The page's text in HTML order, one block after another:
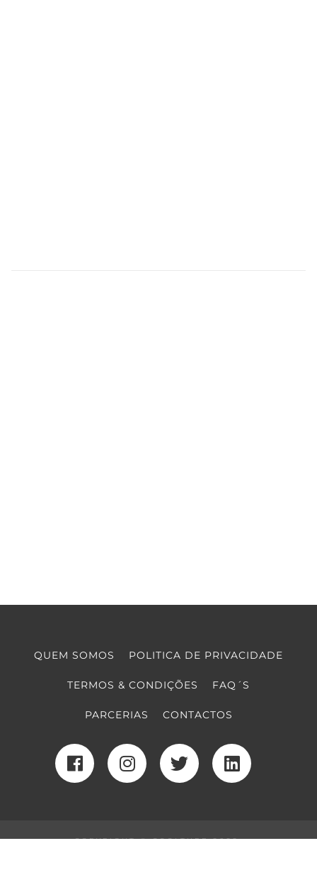
QUEM SOMOS POLITICA DE PRIVACIDADE
TERMOS & CONDIÇÕES FAQ´S
PARCERIAS CONTACTOS
COPYRIGHT © COOLTURE 2022